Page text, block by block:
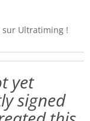
sur Ultratiming !
yet
signed